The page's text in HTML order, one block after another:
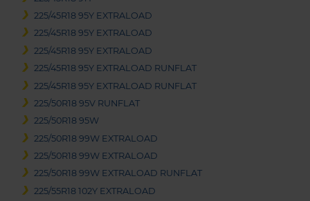
225/45R18 95Y EXTRALOAD
225/45R18 95Y EXTRALOAD
225/45R18 95Y EXTRALOAD
225/45R18 95Y EXTRALOAD RUNFLAT
225/45R18 95Y EXTRALOAD RUNFLAT
225/50R18 95V RUNFLAT
225/50R18 95W
225/50R18 99W EXTRALOAD
225/50R18 99W EXTRALOAD
225/50R18 99W EXTRALOAD RUNFLAT
225/55R18 102Y EXTRALOAD